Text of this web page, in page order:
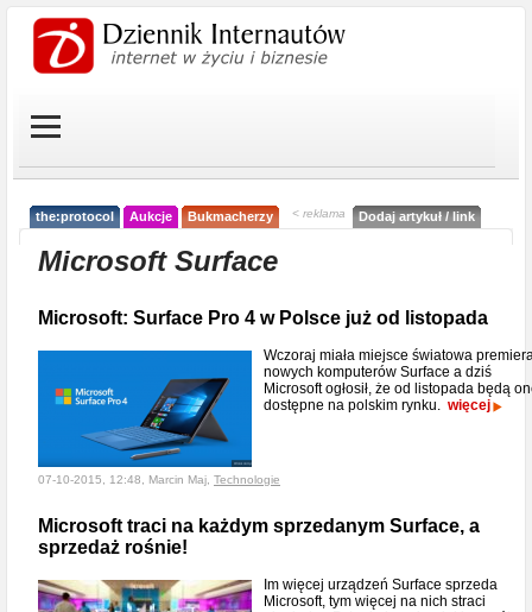
the:protocol Aukcje Bukmacherzy < reklama Dodaj artykuł / link
Microsoft Surface
Microsoft: Surface Pro 4 w Polsce już od listopada
Wczoraj miała miejsce światowa
nowych komputerów Surface a dziś
Microsoft ogłosił, że od listopada będą
dostępne na polskim rynku. więcej
07-10-2015, 12:48, Marcin Maj, Technologie
Microsoft traci na każdym sprzedanym Surface, a
sprzedaż rośnie!
Im więcej urządzeń Surface sprzeda
Microsoft, tym więcej na nich straci